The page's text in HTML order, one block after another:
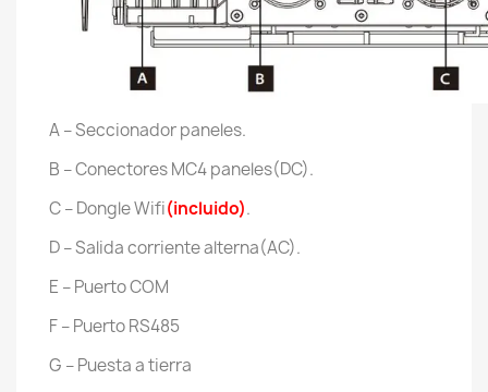
A – Seccionador paneles.
B – Conectores MC4 paneles(DC).
C – Dongle Wifi(incluido).
D – Salida corriente alterna(AC).
E – Puerto COM
F – Puerto RS485
G – Puesta a tierra